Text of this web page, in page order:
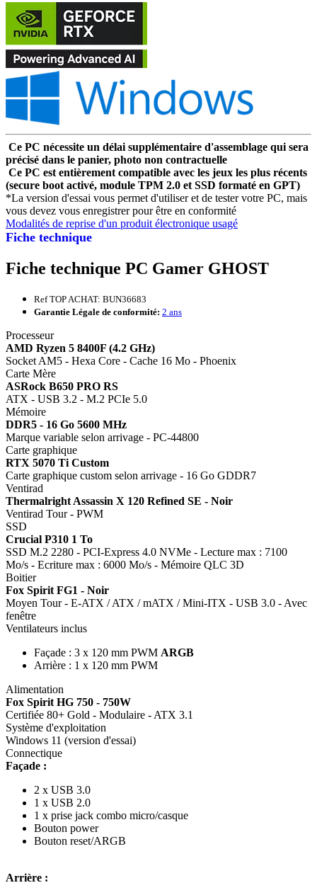
Fiche technique
Ce PC nécessite un délai supplémentaire d'assemblage qui sera
précisé dans le panier, photo non contractuelle
Ce PC est entièrement compatible avec les jeux les plus récents
(secure boot activé, module TPM 2.0 et SSD formaté en GPT)
*La version d'essai vous permet d'utiliser et de tester votre PC, mais
vous devez vous enregistrer pour être en conformité
Modalités de reprise d'un produit électronique usagé
Fiche technique PC Gamer GHOST
Ref TOP ACHAT: BUN36683
Garantie Légale de conformité: 2 ans
Processeur
AMD Ryzen 5 8400F (4.2 GHz)
Socket AM5 - Hexa Core - Cache 16 Mo - Phoenix
Carte Mère
ASRock B650 PRO RS
ATX - USB 3.2 - M.2 PCIe 5.0
Mémoire
DDR5 - 16 Go 5600 MHz
Marque variable selon arrivage - PC-44800
Carte graphique
RTX 5070 Ti Custom
Carte graphique custom selon arrivage - 16 Go GDDR7
Ventirad
Thermalright Assassin X 120 Refined SE - Noir
Ventirad Tour - PWM
SSD
Crucial P310 1 To
SSD M.2 2280 - PCI-Express 4.0 NVMe - Lecture max : 7100
Mo/s - Ecriture max : 6000 Mo/s - Mémoire QLC 3D
Boitier
Fox Spirit FG1 - Noir
Moyen Tour - E-ATX / ATX / mATX / Mini-ITX - USB 3.0 - Avec
fenêtre
Ventilateurs inclus
Façade : 3 x 120 mm PWM ARGB
Arrière : 1 x 120 mm PWM
Alimentation
Fox Spirit HG 750 - 750W
Certifiée 80+ Gold - Modulaire - ATX 3.1
Système d'exploitation
Windows 11 (version d'essai)
Connectique
Façade :
2 x USB 3.0
1 x USB 2.0
1 x prise jack combo micro/casque
Bouton power
Bouton reset/ARGB
Arrière :